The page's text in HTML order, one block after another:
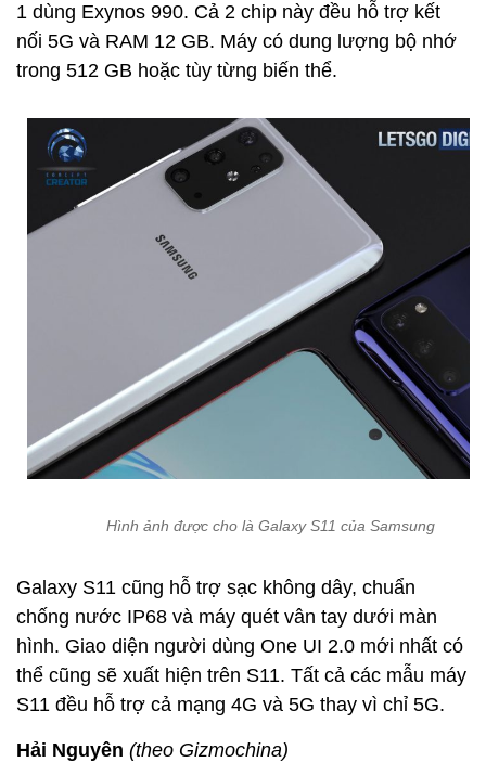
1 dùng Exynos 990. Cả 2 chip này đều hỗ trợ kết
nối 5G và RAM 12 GB. Máy có dung lượng bộ nhớ
trong 512 GB hoặc tùy từng biến thể.
Hình ảnh được cho là Galaxy S11 của Samsung
Galaxy S11 cũng hỗ trợ sạc không dây, chuẩn
chống nước IP68 và máy quét vân tay dưới màn
hình. Giao diện người dùng One UI 2.0 mới nhất có
thể cũng sẽ xuất hiện trên S11. Tất cả các mẫu máy
S11 đều hỗ trợ cả mạng 4G và 5G thay vì chỉ 5G.
Hải Nguyên (theo Gizmochina)